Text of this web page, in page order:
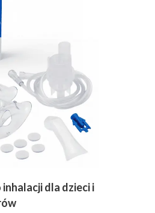
dla dzieci i